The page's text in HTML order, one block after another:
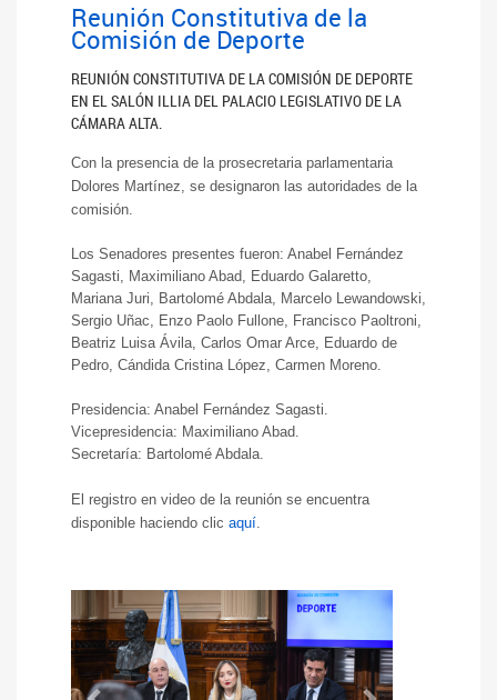
Reunión Constitutiva de la
Comisión de Deporte
REUNIÓN CONSTITUTIVA DE LA COMISIÓN DE DEPORTE
EN EL SALÓN ILLIA DEL PALACIO LEGISLATIVO DE LA
CÁMARA ALTA.
Con la presencia de la prosecretaria parlamentaria
Dolores Martínez, se designaron las autoridades de la
comisión.
Los Senadores presentes fueron: Anabel Fernández
Sagasti, Maximiliano Abad, Eduardo Galaretto,
Mariana Juri, Bartolomé Abdala, Marcelo Lewandowski,
Sergio Uñac, Enzo Paolo Fullone, Francisco Paoltroni,
Beatriz Luisa Ávila, Carlos Omar Arce, Eduardo de
Pedro, Cándida Cristina López, Carmen Moreno.
Presidencia: Anabel Fernández Sagasti.
Vicepresidencia: Maximiliano Abad.
Secretaría: Bartolomé Abdala.
El registro en video de la reunión se encuentra
disponible haciendo clic aquí.
Anterior Siguiente